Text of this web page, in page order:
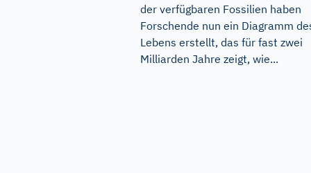
der verfügbaren Fossilien haben
Forschende nun ein Diagramm
Lebens erstellt, das für fast zwei
Milliarden Jahre zeigt, wie...